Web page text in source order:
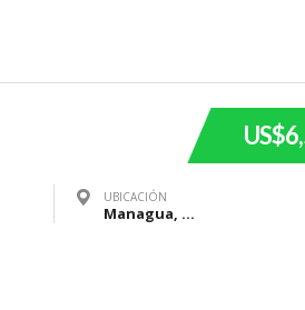
UBICACIÓN
Managua, Nicaragua